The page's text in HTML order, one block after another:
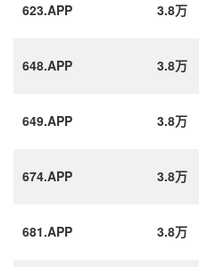
623.APP 3.8万
648.APP 3.8万
649.APP 3.8万
674.APP 3.8万
681.APP 3.8万